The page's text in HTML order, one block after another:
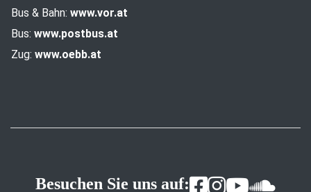
Bus & Bahn: www.vor.at
Bus: www.postbus.at
Zug: www.oebb.at
Besuchen Sie uns auf: